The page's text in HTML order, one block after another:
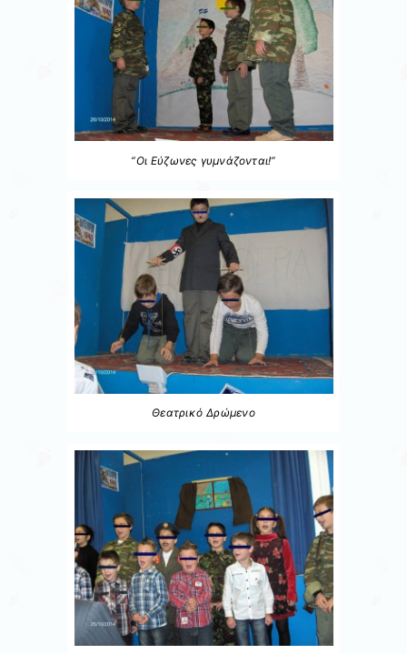
“Οι Εύζωνες γυμνάζονται!”
Θεατρικό Δρώμενο